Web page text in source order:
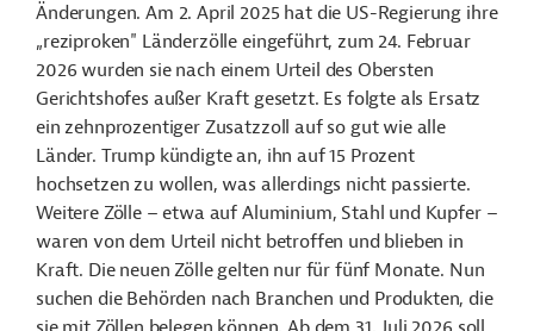
Änderungen. Am 2. April 2025 hat die US-Regierung ihre
„reziproken" Länderzölle eingeführt, zum 24. Februar
2026 wurden sie nach einem Urteil des Obersten
Gerichtshofes außer Kraft gesetzt. Es folgte als Ersatz
ein zehnprozentiger Zusatzzoll auf so gut wie alle
Länder. Trump kündigte an, ihn auf 15 Prozent
hochsetzen zu wollen, was allerdings nicht passierte.
Weitere Zölle – etwa auf Aluminium, Stahl und Kupfer –
waren von dem Urteil nicht betroffen und blieben in
Kraft. Die neuen Zölle gelten nur für fünf Monate. Nun
suchen die Behörden nach Branchen und Produkten, die